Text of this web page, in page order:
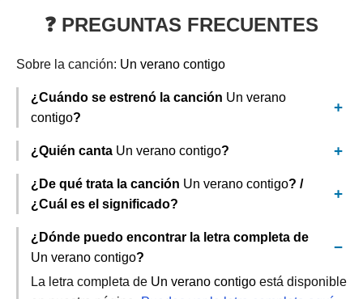
❓ PREGUNTAS FRECUENTES
Sobre la canción: Un verano contigo
¿Cuándo se estrenó la canción Un verano
contigo?
¿Quién canta Un verano contigo?
¿De qué trata la canción Un verano contigo? /
¿Cuál es el significado?
¿Dónde puedo encontrar la letra completa de
Un verano contigo?
La letra completa de Un verano contigo está disponible